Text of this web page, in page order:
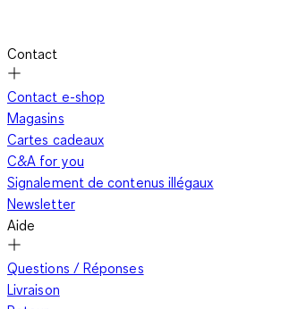
Contact
Contact e-shop
Magasins
Cartes cadeaux
C&A for you
Signalement de contenus illégaux
Newsletter
Aide
Questions / Réponses
Livraison